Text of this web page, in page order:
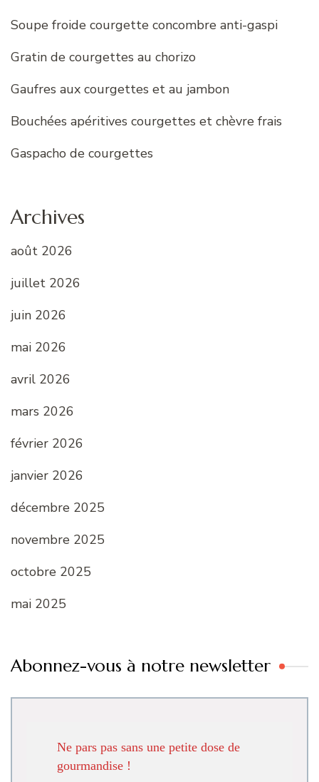
Soupe froide courgette concombre anti-gaspi
Gratin de courgettes au chorizo
Gaufres aux courgettes et au jambon
Bouchées apéritives courgettes et chèvre frais
Gaspacho de courgettes
Archives
août 2026
juillet 2026
juin 2026
mai 2026
avril 2026
mars 2026
février 2026
janvier 2026
décembre 2025
novembre 2025
octobre 2025
mai 2025
Abonnez-vous à notre newsletter
Ne pars pas sans une petite dose de
gourmandise !